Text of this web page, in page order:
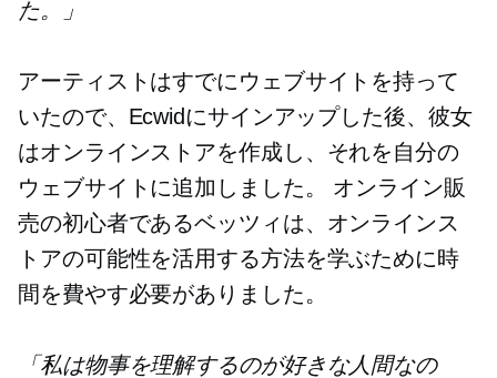
た。」
アーティストはすでにウェブサイトを持って
いたので、Ecwidにサインアップした後、彼女
はオンラインストアを作成し、それを自分の
ウェブサイトに追加しました。 オンライン販
売の初心者であるベッツィは、オンラインス
トアの可能性を活用する方法を学ぶために時
間を費やす必要がありました。
「私は物事を理解するのが好きな人間なの